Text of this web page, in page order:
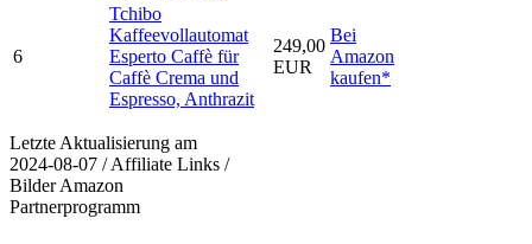
6
Tchibo
Kaffeevollautomat
Esperto Caffè für
Caffè Crema und
Espresso, Anthrazit
249,00
EUR
Bei
Amazon
kaufen*
Letzte Aktualisierung am
2024-08-07 / Affiliate Links /
Bilder Amazon
Partnerprogramm